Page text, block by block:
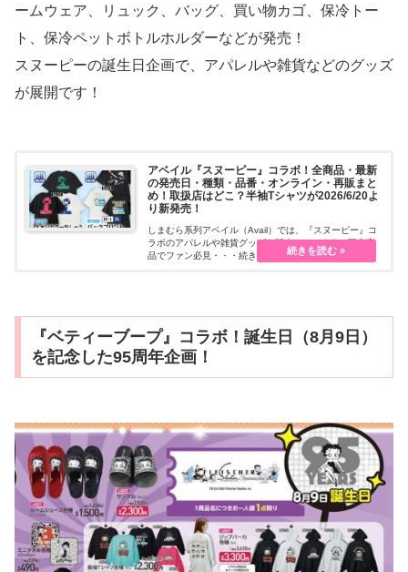
ームウェア、リュック、バッグ、買い物カゴ、保冷トー
ト、保冷ペットボトルホルダーなどが発売！
スヌーピーの誕生日企画で、アパレルや雑貨などのグッズ
が展開です！
アベイル『スヌーピー』コラボ！全商品・最新
の発売日・種類・品番・オンライン・再販まと
め！取扱店はどこ？半袖Tシャツが2026/6/20よ
り新発売！
しまむら系列アベイル（Avail）では、『スヌーピー』コ
ラボのアパレルや雑貨グッズを販売しています。限定商
品でファン必見・・・続きを読む
『ベティーブープ』コラボ！誕生日（8月9日）
を記念した95周年企画！